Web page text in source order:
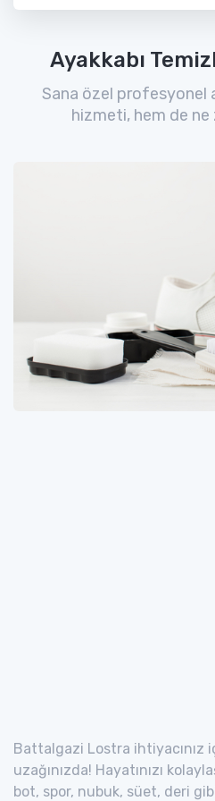
Ayakkabı
Sana özel profesyonel
hizmeti, hem de
Battalgazi Lostra ihtiyacınız
uzağınızda! Hayatınızı
bot, spor, nubuk, süet, deri